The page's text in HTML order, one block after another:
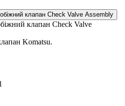
клапан Check Valve
Komatsu.